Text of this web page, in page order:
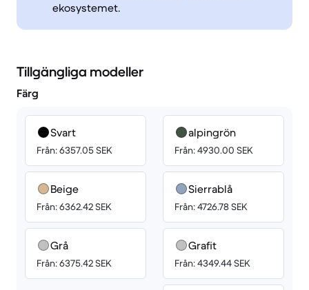
ekosystemet.
Tillgängliga modeller
Färg
Svart
Från: 6357.05 SEK
Beige
Från: 6362.42 SEK
Grå
Från: 6375.42 SEK
alpingrön
Från: 4930.00 SEK
Sierrablå
Från: 4726.78 SEK
Grafit
Från: 4349.44 SEK